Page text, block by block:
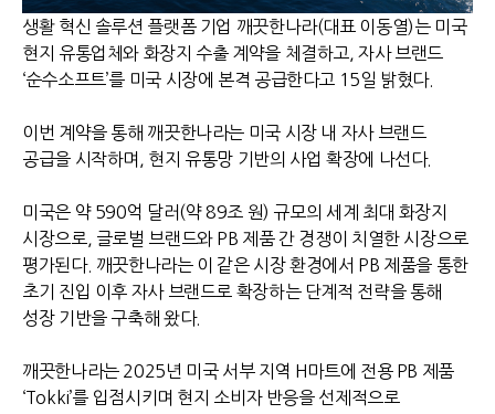
생활 혁신 솔루션 플랫폼 기업 깨끗한나라(대표 이동열)는 미국
현지 유통업체와 화장지 수출 계약을 체결하고,자사 브랜드
‘순수소프트’를 미국 시장에 본격 공급한다고 15일 밝혔다.
이번 계약을 통해 깨끗한나라는 미국 시장 내 자사 브랜드
공급을 시작하며 , 현지 유통망 기반의 사업 확장에 나선다.
미국은 약590억 달러(약89조 원) 규모의 세계 최대 화장지
시장으로, 글로벌 브랜드와PB 제품 간 경쟁이 치열한 시장으로
평가된다. 깨끗한나라는 이 같은 시장 환경에서 PB 제품을 통한
초기 진입 이후 자사 브랜드로 확장하는 단계적 전략을 통해
성장 기반을 구축해 왔다.
깨끗한나라는2025년 미국 서부 지역 H마트에 전용PB 제품
‘Tokki’를 입점시키며 현지 소비자 반응을 선제적으로